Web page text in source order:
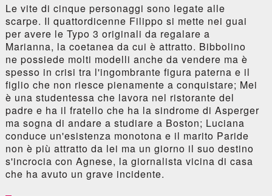
Le vite di cinque personaggi sono legate alle
scarpe. Il quattordicenne Filippo si mette nei guai
per avere le Typo 3 originali da regalare a
Marianna, la coetanea da cui è attratto. Bibbolino
ne possiede molti modelli anche da vendere ma è
spesso in crisi tra l'ingombrante figura paterna e il
figlio che non riesce pienamente a conquistare; Mei
è una studentessa che lavora nel ristorante del
padre e ha il fratello che ha la sindrome di Asperger
ma sogna di andare a studiare a Boston; Luciana
conduce un'esistenza monotona e il marito Paride
non è più attratto da lei ma un giorno il suo destino
s'incrocia con Agnese, la giornalista vicina di casa
che ha avuto un grave incidente.